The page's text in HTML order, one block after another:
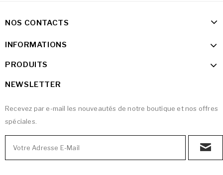
NOS CONTACTS
INFORMATIONS
PRODUITS
NEWSLETTER
Recevez par e-mail les nouveautés de notre boutique et nos offres
spéciales.